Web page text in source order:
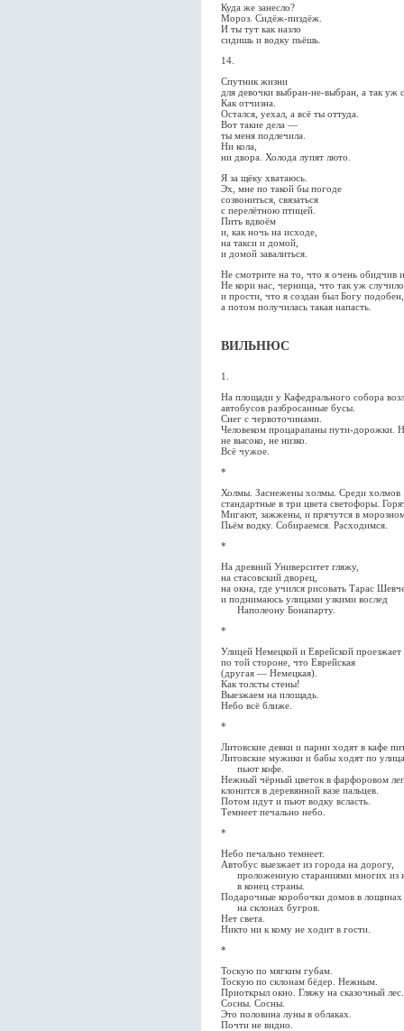
Куда же занесло?
Мороз. Сидёж-пиздёж.
И ты тут как назло
сидишь и водку пьёшь.
14.
Спутник жизни
для девочки выбран-не-выбран, а так уж
Как отчизна.
Остался, уехал, а всё ты оттуда.
Вот такие дела —
ты меня подлечила.
Ни кола,
ни двора. Холода лупят люто.
Я за щёку хватаюсь.
Эх, мне по такой бы погоде
созвониться, связаться
с перелётною птицей.
Пить вдвоём
и, как ночь на исходе,
на такси и домой,
и домой завалиться.
Не смотрите на то, что я очень обидчив
Не кори нас, черница, что так уж
и прости, что я создан был Богу подобен,
а потом получилась такая напасть.
ВИЛЬНЮС
1.
На площади у Кафедрального собора
автобусов разбросанные бусы.
Снег с червоточинами.
Человеком процарапаны пути-дорожки.
не высоко, не низко.
Всё чужое.
*
Холмы. Заснежены холмы. Среди холмов
стандартные в три цвета светофоры.
Мигают, зажжены, и прячутся в
Пьём водку. Собираемся. Расходимся.
*
На древний Университет гляжу,
на стасовский дворец,
на окна, где учился рисовать Тарас
и поднимаюсь улицами узкими вослед
Наполеону Бонапарту.
*
Улицей Немецкой и Еврейской проезжает
по той стороне, что Еврейская
(другая — Немецкая).
Как толсты стены!
Выезжаем на площадь.
Небо всё ближе.
*
Литовские девки и парни ходят в кафе
Литовские мужики и бабы ходят по
пьют кофе.
Нежный чёрный цветок в фарфоровом
клонится в деревянной вазе пальцев.
Потом идут и пьют водку всласть.
Темнеет печально небо.
*
Небо печально темнеет.
Автобус выезжает из города на дорогу,
проложенную стараниями многих из
в конец страны.
Подарочные коробочки домов в лощинах
на склонах бугров.
Нет света.
Никто ни к кому не ходит в гости.
*
Тоскую по мягким губам.
Тоскую по склонам бёдер. Нежным.
Приоткрыл окно. Гляжу на сказочный лес.
Сосны. Сосны.
Это половина луны в облаках.
Почти не видно.